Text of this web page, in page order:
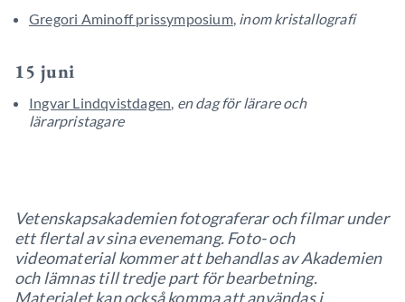
Gregori Aminoff prissymposium, inom kristallografi
15 juni
Ingvar Lindqvistdagen, en dag för lärare och
lärarpristagare
Vetenskapsakademien fotograferar och filmar under
ett flertal av sina evenemang. Foto- och
videomaterial kommer att behandlas av Akademien
och lämnas till tredje part för bearbetning.
Materialet kan också komma att användas i